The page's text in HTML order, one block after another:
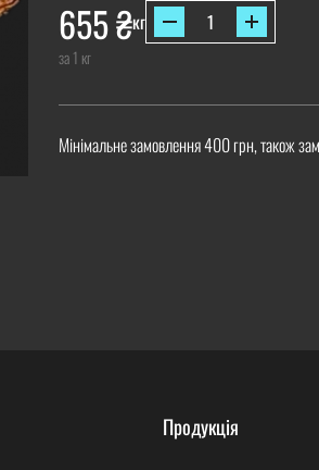
655₴кг
за 1 кг
Мінімальне замовлення 400 грн, також
Продукція